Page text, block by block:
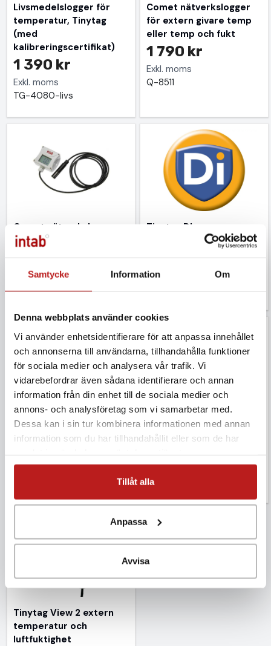
Samtycke Information Om
Denna webbplats använder cookies
Vi använder enhetsidentifierare för att anpassa innehållet
och annonserna till användarna, tillhandahålla funktioner
för sociala medier och analysera vår trafik. Vi
vidarebefordrar även sådana identifierare och annan
information från din enhet till de sociala medier och
annons- och analysföretag som vi samarbetar med.
Dessa kan i sin tur kombinera informationen med annan
information som du har tillhandahållit eller som de har
Tillåt alla
Anpassa
Avvisa
Livsmedelslogger för
temperatur, Tinytag
(med
kalibreringscertifikat)
1 390 kr
Exkl. moms
TG-4080-livs
Comet nätverkslogger
för extern givare temp
eller temp och fukt
1 790 kr
Exkl. moms
Q-8511
Comet nätverkslogger
extern temp och RH
3 990 kr
Exkl. moms
Q-3511
Tinytag DI
21 900 kr
Exkl. moms
SWCD-0100-PER
Tinytag View 2 extern
temp och fukt
Exkl. moms
Tinytag View 2 extern
temperatur
Exkl. moms
TV-4020
Tinytag View 2 extern
temperatur och
luftfuktighet